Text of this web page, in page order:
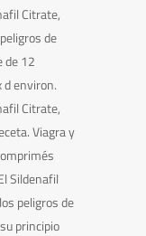
Citrate,
de
de 12
environ.
Citrate,
Viagra y
Sildenafil
peligros de
principio